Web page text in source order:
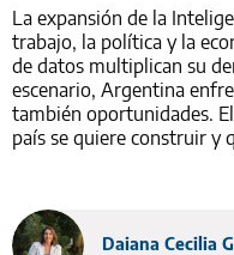
La expansión de la
trabajo, la política y la
de datos multiplican su
escenario, Argentina
también oportunidades.
país se quiere construir y
Daiana Cecilia